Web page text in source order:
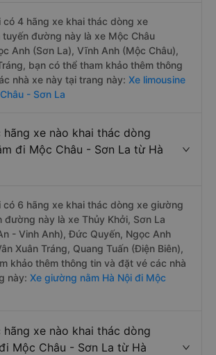
có 4 hãng xe khai thác dòng xe
tuyến đường này là xe Mộc Châu
Anh (Sơn La), Vĩnh Anh (Mộc Châu),
bạn có thể tham khảo thêm thông
nhà xe này tại trang này: Xe limousine
- Sơn La
hãng xe nào khai thác dòng
đi Mộc Châu - Sơn La từ Hà
có 6 hãng xe khai thác dòng xe giường
đường này là xe Thủy Khởi, Sơn La
- Vinh Anh), Đức Quyến, Ngọc Anh
Xuân Tráng, Quang Tuấn (Điện Biên),
khảo thêm thông tin và đặt vé các nhà
này: Xe giường nằm Hà Nội đi Mộc
hãng xe nào khai thác dòng
Mộc Châu - Sơn La từ Hà